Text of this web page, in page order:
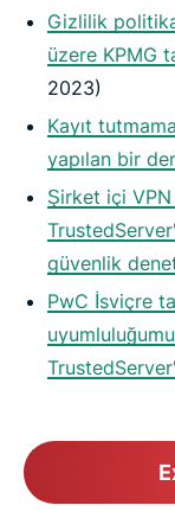
Gizlilik
üzere KPMG
2023)
Kayıt
yapılan bir
Şirket içi
güvenlik
PwC İsviçre